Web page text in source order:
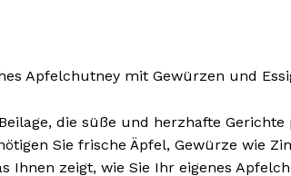
Apfelchutney mit Gewürzen und
die süße und herzhafte
Sie frische Äpfel, Gewürze wie
Ihnen zeigt, wie Sie Ihr eigenes